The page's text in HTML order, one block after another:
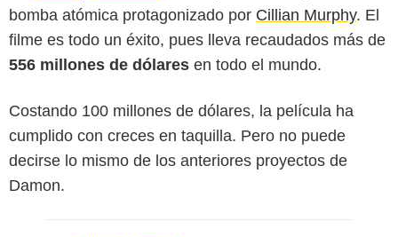
bomba atómica protagonizado por Cillian Murphy. El
filme es todo un éxito, pues lleva recaudados más de
556 millones de dólares en todo el mundo.
Costando 100 millones de dólares, la película ha
cumplido con creces en taquilla. Pero no puede
decirse lo mismo de los anteriores proyectos de
Damon.